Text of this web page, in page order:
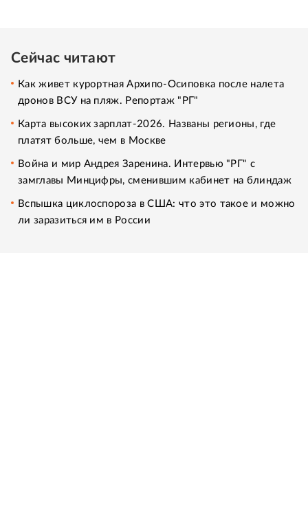
Сейчас читают
Как живет курортная Архипо-Осиповка после налета
дронов ВСУ на пляж. Репортаж "РГ"
Карта высоких зарплат-2026. Названы регионы, где
платят больше, чем в Москве
Война и мир Андрея Заренина. Интервью "РГ" с
замглавы Минцифры, сменившим кабинет на блиндаж
Вспышка циклоспороза в США: что это такое и можно
ли заразиться им в России